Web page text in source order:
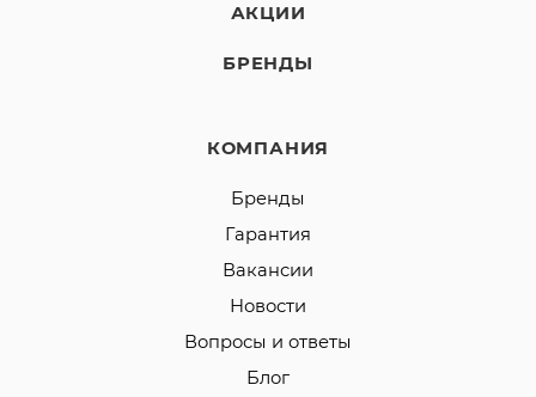
АКЦИИ
БРЕНДЫ
КОМПАНИЯ
Бренды
Гарантия
Вакансии
Новости
Вопросы и ответы
Блог